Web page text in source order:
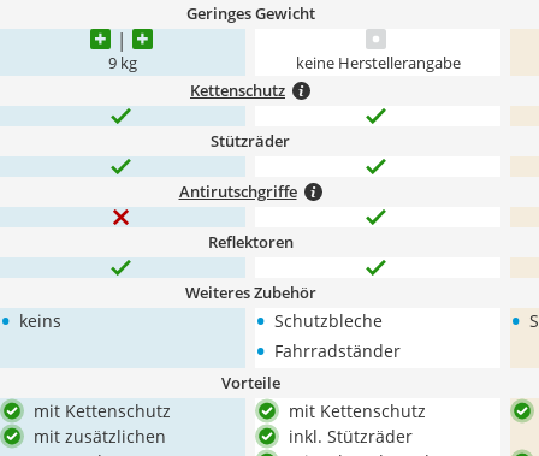
Geringes Gewicht
9 kg keine Herstellerangabe
Kettenschutz
Stützräder
Antirutschgriffe
Reflektoren
Weiteres Zubehör
• keins • Schutzbleche
• Fahrradständer
•
Vorteile
mit Kettenschutz
mit zusätzlichen
mit Kettenschutz
inkl. Stützräder